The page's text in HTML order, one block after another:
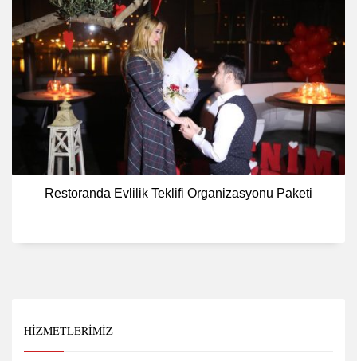
Restoranda Evlilik Teklifi Organizasyonu Paketi
HIZMETLERIMIZ